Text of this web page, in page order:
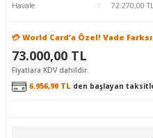
Havale
72.270,00
💳 World Card’a Özel! Vade
73.000,00 TL
Fiyatlara KDV dahildir.
6.956,90 TL den başlayan